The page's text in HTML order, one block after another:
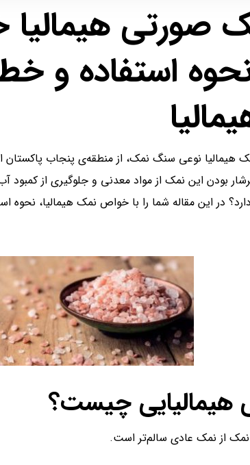
صورتی
نحوه استفاده و
هیمالیا نوعی سنگ نمک، از منطقه‌ی پنجاب
بودن این نمک از مواد معدنی و جلوگیری از کمبود
در این مقاله شما را با خواص نمک هیمالیا، نحوه
چیست‌؟
نمک از نمک‌ عادی سالم‌تر است.